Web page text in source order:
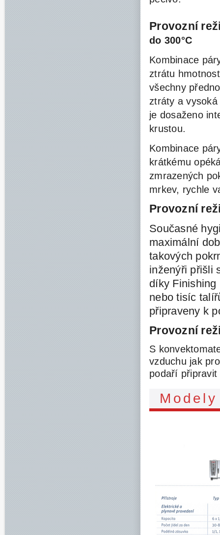
Provozní
do 300°C
Kombinace
ztrátu
všechny
ztráty a
je dosaženo
krustou.
Kombinace
krátkému
zmrazených
mrkev, rychle
Provozní
Současné
maximální
takových
inženýři přišli
díky Finishing
nebo tisíc
připraveny k
Provozní
S
vzduchu jak
podaří
Modely